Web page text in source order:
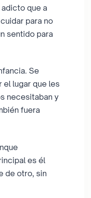
que a
para no
sentido para
Se
lugar que les
necesitaban y
fuera
es él
de otro, sin